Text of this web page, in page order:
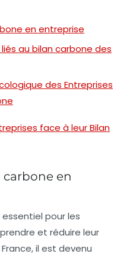
en entreprise
au bilan carbone des
des Entreprises
face à leur Bilan
carbone en
pour les
et réduire leur
il est devenu